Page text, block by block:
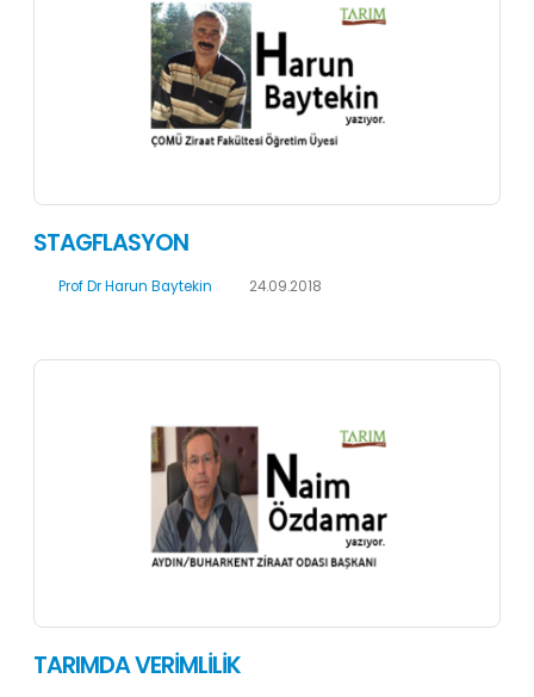
STAGFLASYON
Prof Dr Harun Baytekin 24.09.2018
TARIMDA VERİMLİLİK